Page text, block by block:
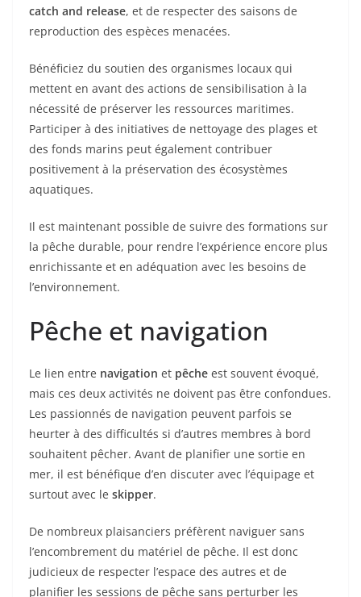
catch and release, et de respecter des saisons de
reproduction des espèces menacées.
Bénéficiez du soutien des organismes locaux qui
mettent en avant des actions de sensibilisation à la
nécessité de préserver les ressources maritimes.
Participer à des initiatives de nettoyage des plages et
des fonds marins peut également contribuer
positivement à la préservation des écosystèmes
aquatiques.
Il est maintenant possible de suivre des formations sur
la pêche durable, pour rendre l’expérience encore plus
enrichissante et en adéquation avec les besoins de
l’environnement.
Pêche et navigation
Le lien entre navigation et pêche est souvent évoqué,
mais ces deux activités ne doivent pas être confondues.
Les passionnés de navigation peuvent parfois se
heurter à des difficultés si d’autres membres à bord
souhaitent pêcher. Avant de planifier une sortie en
mer, il est bénéfique d’en discuter avec l’équipage et
surtout avec le skipper.
De nombreux plaisanciers préfèrent naviguer sans
l’encombrement du matériel de pêche. Il est donc
judicieux de respecter l’espace des autres et de
planifier les sessions de pêche sans perturber les